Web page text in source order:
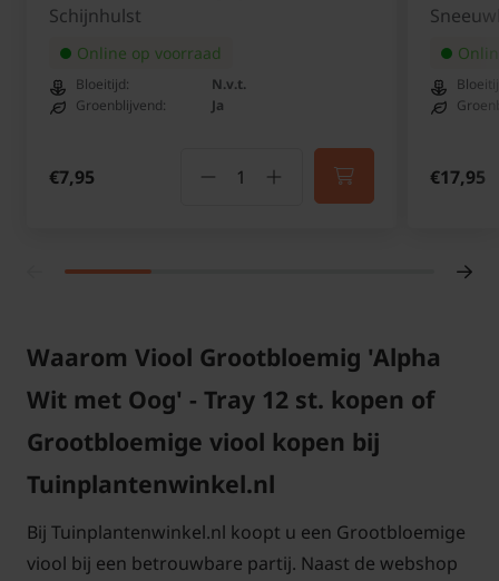
Schijnhulst
Online op voorraad
Bloeitijd:
N.v.t.
Groenblijvend:
Ja
€7,95 €17,95
Waarom Viool Grootbloemig 'Alpha
Wit met Oog' - Tray 12 st. kopen of
Grootbloemige viool kopen bij
Tuinplantenwinkel.nl
Bij Tuinplantenwinkel.nl koopt u een Grootbloemige
viool bij een betrouwbare partij. Naast de webshop